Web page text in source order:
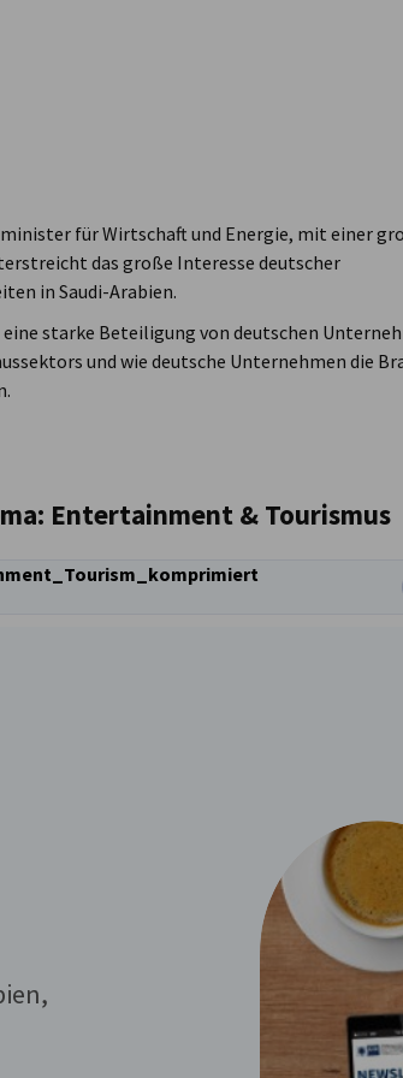
für Wirtschaft und Energie, mit einer
das große Interesse deutscher
in Saudi-Arabien.
starke Beteiligung von deutschen
und wie deutsche Unternehmen die
Entertainment & Tourismus